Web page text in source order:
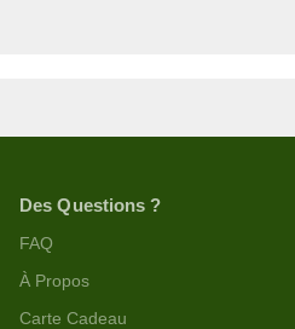
Des Questions ?
FAQ
À Propos
Carte Cadeau